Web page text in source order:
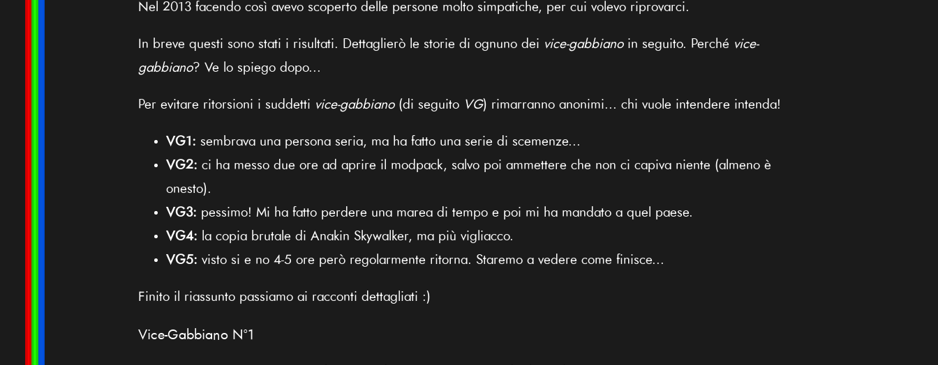
Nel 2013 facendo così avevo scoperto delle persone molto simpatiche, per cui volevo riprovarci.
In breve questi sono stati i risultati. Dettaglierò le storie di ognuno dei vice-gabbianoin seguito. Perché vice-
gabbiano? Ve lo spiego dopo...
Per evitare ritorsioni i suddetti vice-gabbiano(di seguito VG) rimarranno anonimi... chi vuole intendere intenda!
VG1: sembrava una persona seria, ma ha fatto una serie di scemenze...
VG2: ci ha messo due ore ad aprire il modpack, salvo poi ammettere che non ci capiva niente (almeno è
onesto).
VG3: pessimo! Mi ha fatto perdere una marea di tempo e poi mi ha mandato a quel paese.
VG4: la copia brutale di Anakin Skywalker, ma più vigliacco.
VG5: visto si e no 4-5 ore però regolarmente ritorna. Staremo a vedere come finisce...
Finito il riassunto passiamo ai racconti dettagliati :)
Vice-Gabbiano N°1